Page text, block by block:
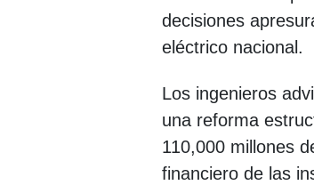
decisiones
eléctrico nacional.
Los ingenieros
una reforma
110,000 millones
financiero de las